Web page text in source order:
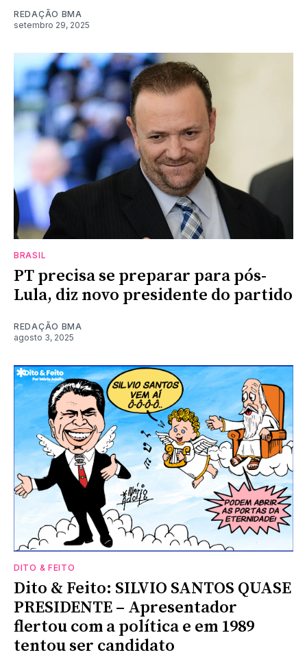
REDAÇÃO BMA
setembro 29, 2025
BRASIL
PT precisa se preparar para pós-
Lula, diz novo presidente do partido
REDAÇÃO BMA
agosto 3, 2025
DITO & FEITO
Dito & Feito: SILVIO SANTOS QUASE
PRESIDENTE – Apresentador
flertou com a política e em 1989
tentou ser candidato